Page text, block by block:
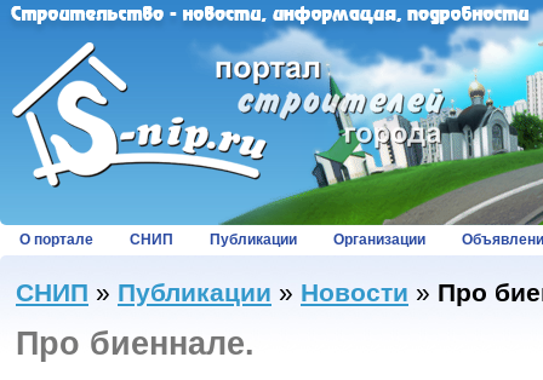
О портале СНИП Публикации Организации
СНИП » Публикации » Новости » Про
Про биеннале.